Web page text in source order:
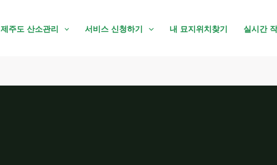
제주도 산소관리 서비스 신청하기 내 묘지위치찾기 실시간